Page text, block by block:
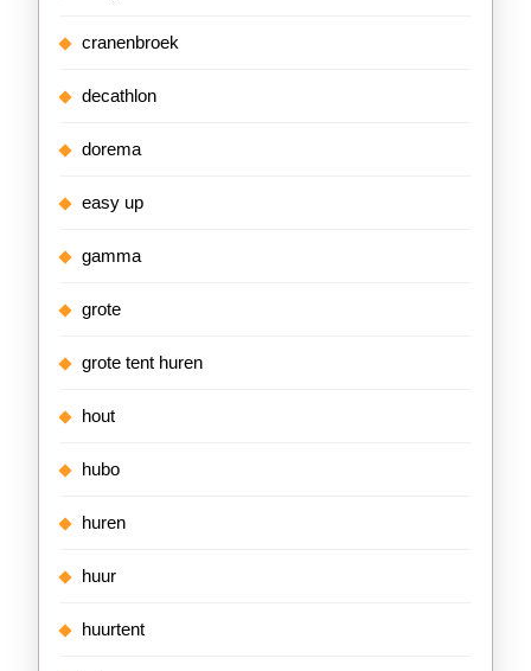
cranenbroek
decathlon
dorema
easy up
gamma
grote
grote tent huren
hout
hubo
huren
huur
huurtent